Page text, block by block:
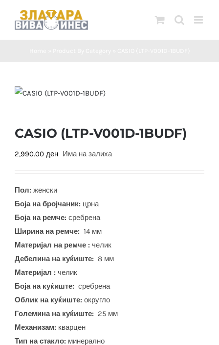
CASIO (LTP-V001D-1BUDF)
2,990.00 ден Има на залиха
Пол: женски
Боја на бројчаник: црна
Боја на ремче: сребрена
Ширина на ремче: 14 мм
Материјал на ремче : челик
Дебелина на куќиште: 8 мм
Материјал : челик
Боја на куќиште: сребрена
Облик на куќиште: округло
Големина на куќиште: 25 мм
Механизам: кварцен
Тип на стакло: минерално